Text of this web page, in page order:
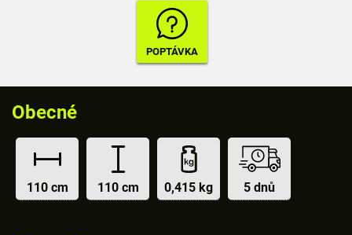
Obecné
110 cm 110 cm 0,415 kg 5 dnů